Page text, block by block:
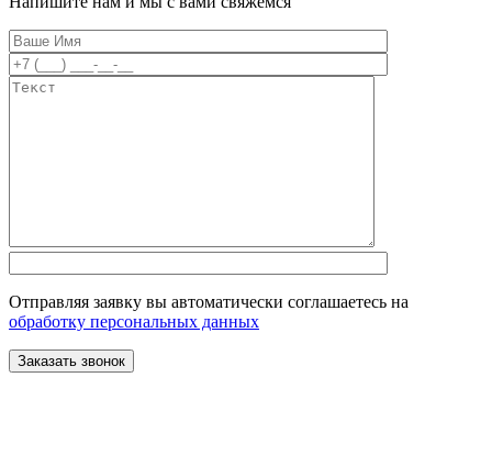
Отправляя заявку вы автоматически соглашаетесь на
обработку персональных данных